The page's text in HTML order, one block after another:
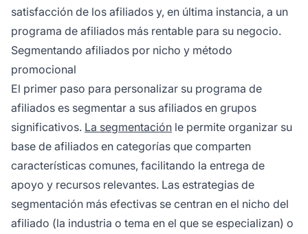
satisfacción de los afiliados y, en última instancia, a un
programa de afiliados más rentable para su negocio.
Segmentando afiliados por nicho y método
promocional
El primer paso para personalizar su programa de
afiliados es segmentar a sus afiliados en grupos
significativos. La segmentación le permite organizar su
base de afiliados en categorías que comparten
características comunes, facilitando la entrega de
apoyo y recursos relevantes. Las estrategias de
segmentación más efectivas se centran en el nicho del
afiliado (la industria o tema en el que se especializan) o